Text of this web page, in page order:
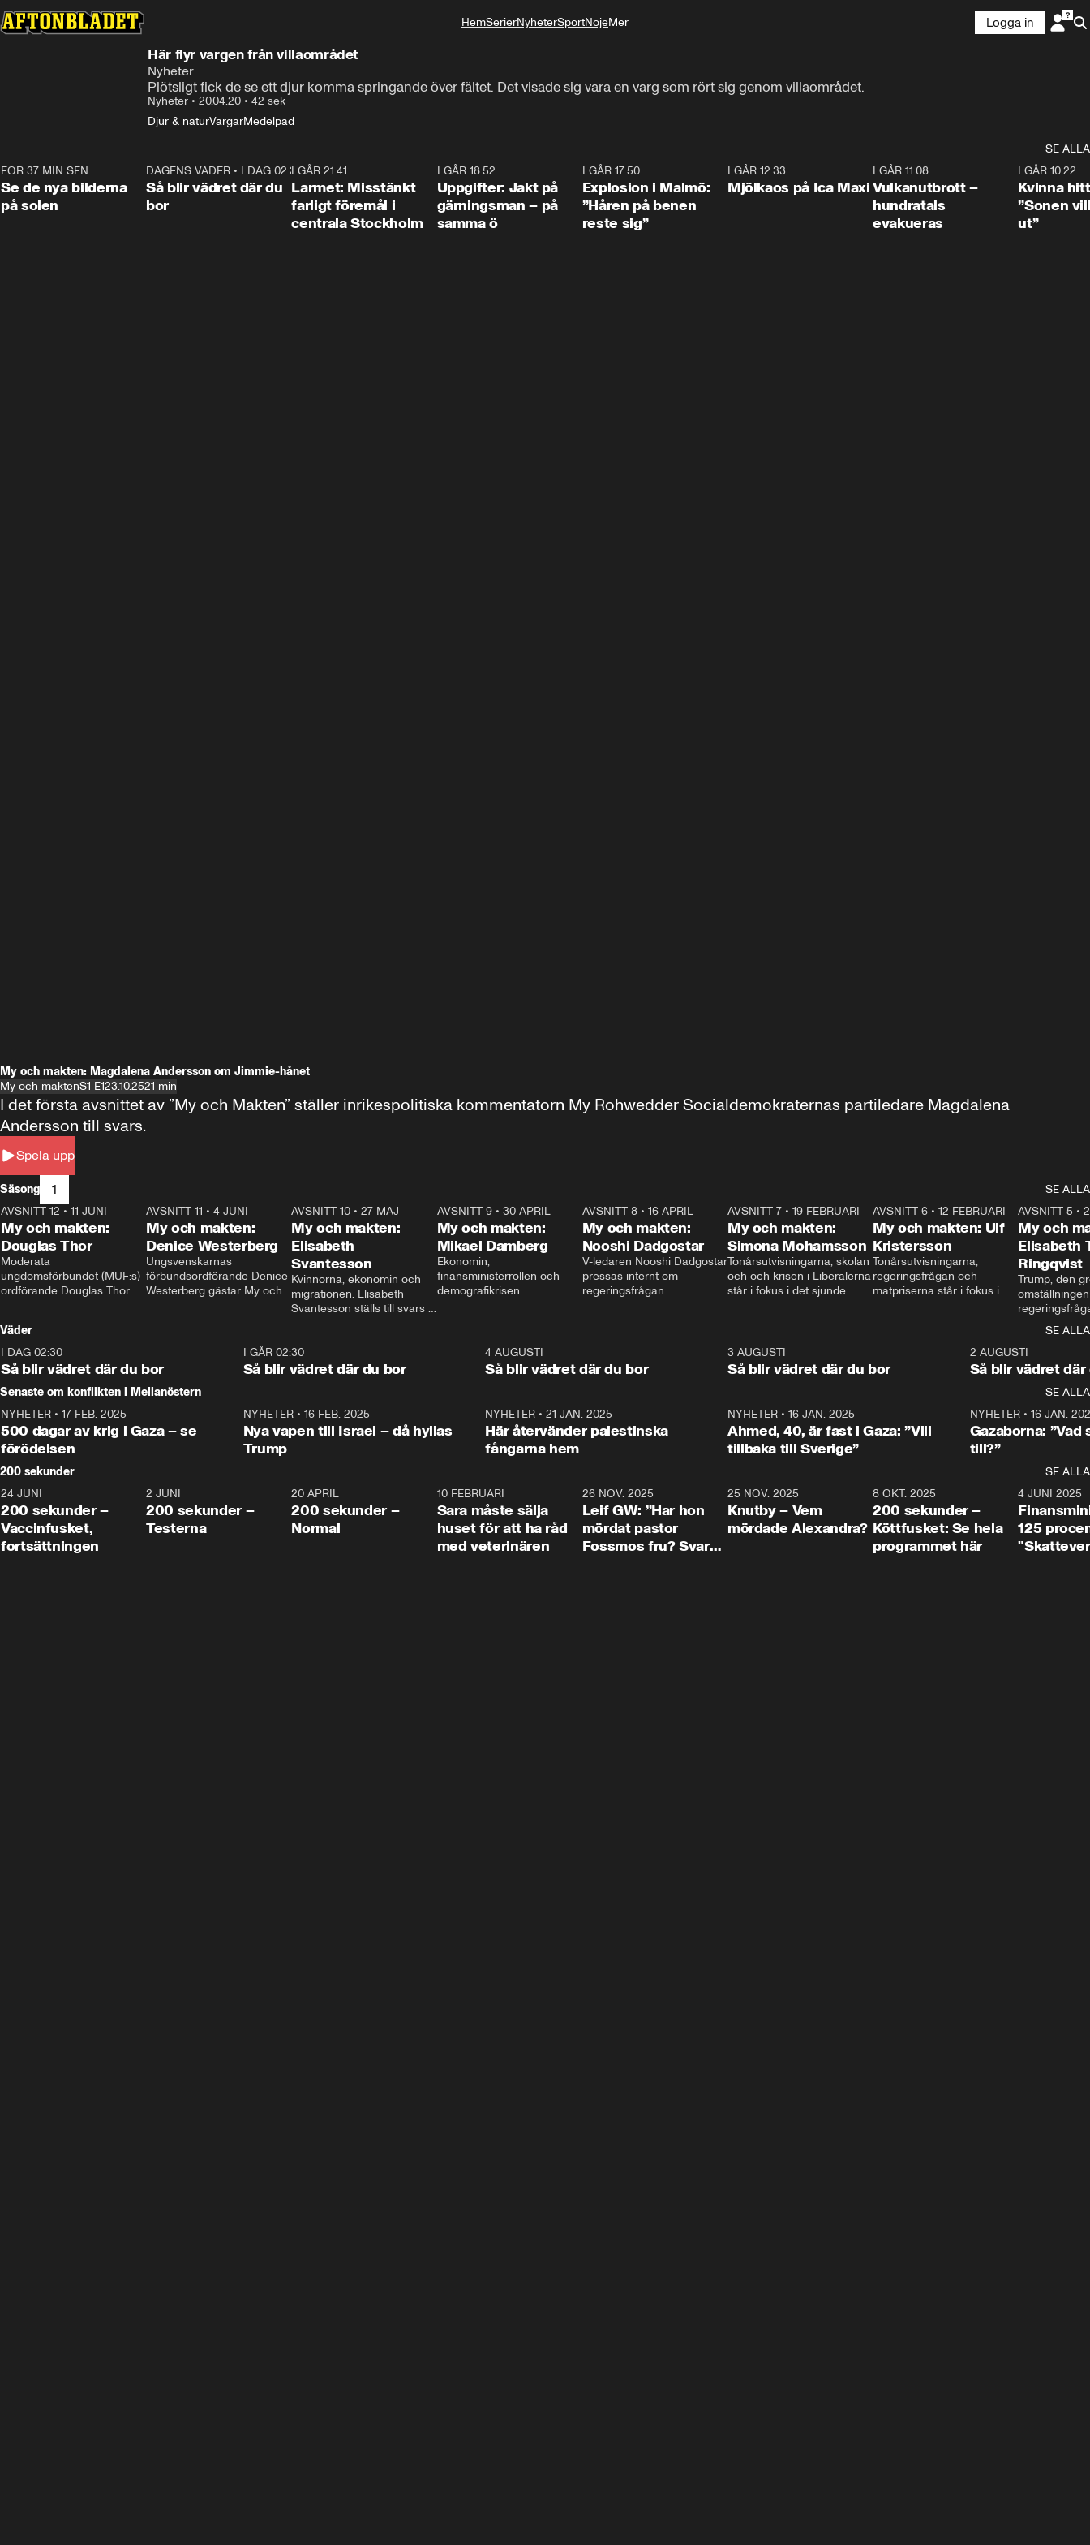
HemSerierNyheterSportNöjeMer
Logga in
Här flyr vargen från villaområdet
Nyheter
Plötsligt fick de se ett djur komma springande över fältet. Det visade sig vara en varg som rört sig genom villaområdet.
Nyheter • 20.04.20 • 42 sek
Djur & naturVargarMedelpad
SE ALLA
FÖR 37 MIN SEN
Se de nya bilderna
på solen
1:06
DAGENS VÄDER • I DAG 02:30
Så blir vädret där du
bor
I GÅR 21:41
Larmet: Misstänkt
farligt föremål i
centrala Stockholm
I GÅR 18:52
Uppgifter: Jakt på
gärningsman – på
samma ö
I GÅR 17:50
Explosion i Malmö:
”Håren på benen
reste sig”
I GÅR 12:33
Mjölkaos på Ica Maxi
I GÅR 11:08
Vulkanutbrott –
hundratals
evakueras
I GÅR 10:22
Kvinna
”Sonen
ut”
My och makten: Magdalena Andersson om Jimmie-hånet
My och maktenS1 E123.10.2521 min
Spela upp
I det första avsnittet av ”My och Makten” ställer inrikespolitiska kommentatorn My Rohwedder Socialdemokraternas partiledare Magdalena
Andersson till svars.
Säsong 1
SE ALLA
26:27
AVSNITT 12 • 11 JUNI
My och makten:
Douglas Thor
Moderata
ungdomsförbundet (MUF:s)
ordförande Douglas Thor
tonårsutvisningarna och hur
Moderaterna ska locka
väljare till valet i höst.
23:40
AVSNITT 11 •4 JUNI
My och makten:
Denice Westerberg
Ungsvenskarnas
förbundsordförande Denice
Westerberg gästar My och
AVSNITT 10 •27 MAJ
My och makten:
Elisabeth
Svantesson
Kvinnorna, ekonomin och
migrationen. Elisabeth
Svantesson ställs till svars
AVSNITT 9• 30 APRIL
My och makten:
Mikael Damberg
Ekonomin,
finansministerrollen och
demografikrisen.
och Makten.
AVSNITT 8• 16 APRIL
My och makten:
Nooshi Dadgostar
V-ledaren Nooshi Dadgostar
pressas internt om
regeringsfrågan.
– Vi ställer upp i val. Ska vi
vara med så sitter vi förstås
24:30
AVSNITT 7• 19 FEBRUARI
My och makten:
Simona Mohamsson
Tonårsutvisningarna, skolan
och och krisen i Liberalerna
står i fokus i det sjunde
kommentator My
Rohwedder ställer
utbildnings- och
Mohamsson till svars.
27:30
AVSNITT 6 •12 FEBRUARI
My och makten: Ulf
Kristersson
Tonårsutvisningarna,
regeringsfrågan och
matpriserna står i fokus i
Rohwedder ställer
statsminister Ulf Kristersson
AVSNITT 5 •
My och
Elisabeth
Ringqvist
Trump, den
centrum i
avsnittet av
Makten”. Se
Aftonbladets
Rohwedder
Thand Ring
Väder
SE ALLA
I DAG 02:30
Så blir vädret där du bor
1:06
I GÅR 02:30
Så blir vädret där du bor
4 AUGUSTI
Så blir vädret där du bor
3 AUGUSTI
Så blir vädret där du bor
2 AUGUSTI
Så blir vädret där
Senaste om konflikten i Mellanöstern
SE ALLA
NYHETER • 17 FEB. 2025
500 dagar av krig i Gaza – se
förödelsen
NYHETER• 16 FEB. 2025
Nya vapen till Israel – då hyllas
Trump
NYHETER •21 JAN. 2025
Här återvänder palestinska
fångarna hem
NYHETER• 16 JAN. 2025
Ahmed, 40, är fast i Gaza: ”Vill
tillbaka till Sverige”
NYHETER• 16 JAN.
Gazaborna:
till?”
200 sekunder
SE ALLA
5:00
24 JUNI
200 sekunder –
Vaccinfusket,
fortsättningen
4:23
2 JUNI
200 sekunder –
Testerna
20 APRIL
200 sekunder –
Normal
10 FEBRUARI
Sara måste sälja
huset för att ha råd
med veterinären
26 NOV. 2025
Leif GW: ”Har hon
mördat pastor
Fossmos fru? Svar
31:05
25 NOV. 2025
Knutby – Vem
mördade Alexandra?
4:29
8 OKT. 2025
200 sekunder –
Köttfusket: Se hela
programmet här
4 JUNI 2025
125